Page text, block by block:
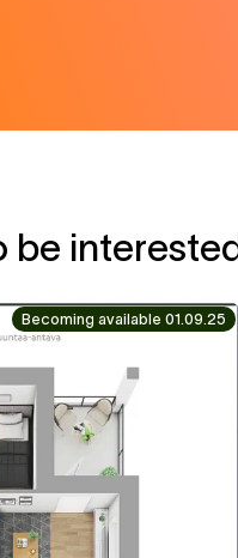
be
Becoming available 01.09.25